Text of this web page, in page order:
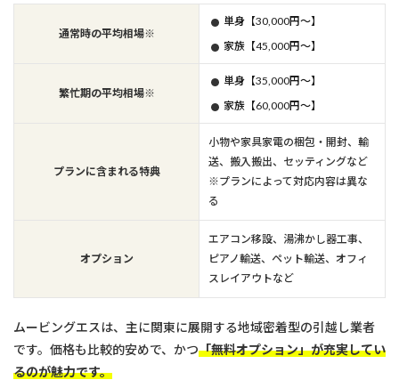
通常時の平均相場※
単身【30,000円～】
家族【45,000円～】
繁忙期の平均相場※
単身【35,000円～】
家族【60,000円～】
プランに含まれる特典
小物や家具家電の梱包・開封、輸
送、搬入搬出、セッティングなど
※プランによって対応内容は異な
る
オプション
エアコン移設、湯沸かし器工事、
ピアノ輸送、ペット輸送、オフィ
スレイアウトなど
ムービングエスは、主に関東に展開する地域密着型の引越し業者
です。価格も比較的安めで、かつ「無料オプション」が充実してい
るのが魅力です。